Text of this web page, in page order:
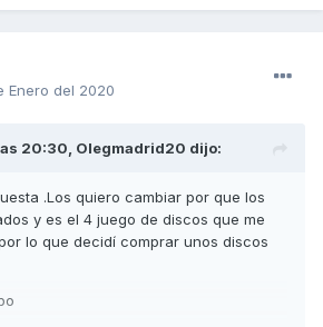
Enero del 2020
20:30, Olegmadrid20 dijo:
.Los quiero cambiar por que los
y es el 4 juego de discos que me
lo que decidí comprar unos discos